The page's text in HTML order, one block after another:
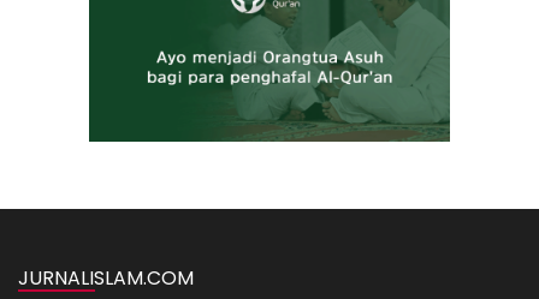
JURNALISLAM.COM